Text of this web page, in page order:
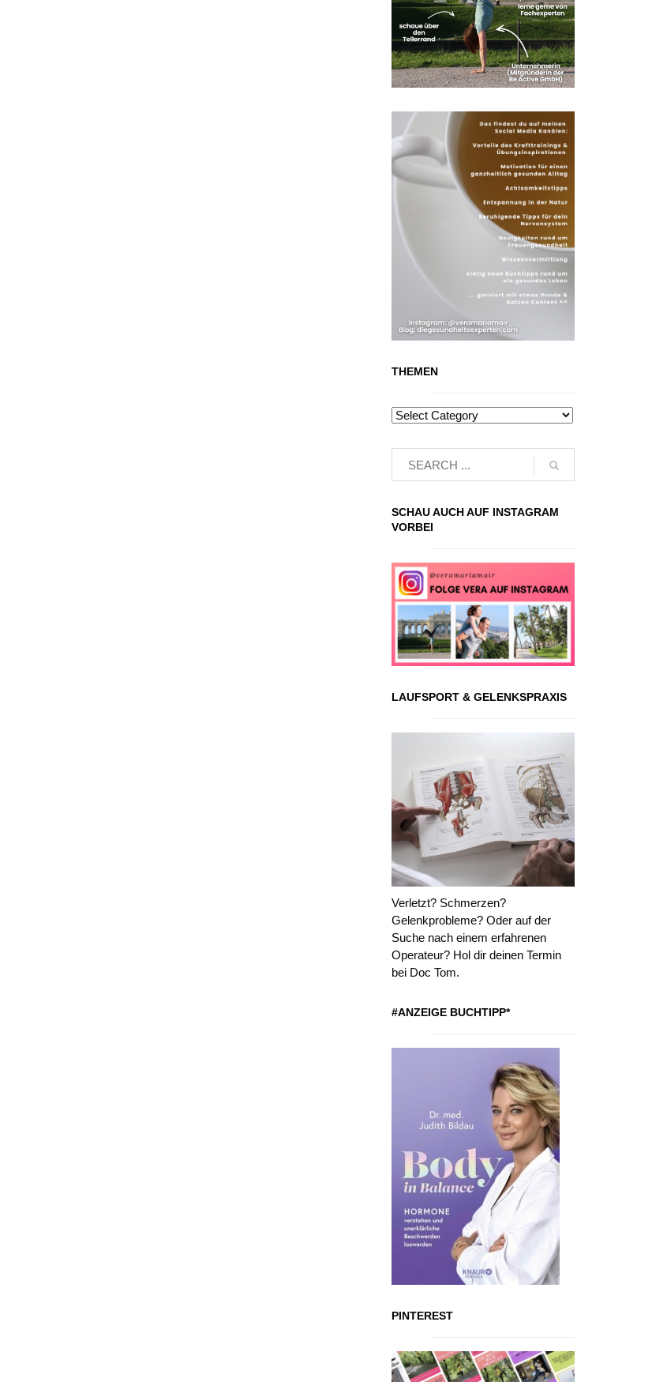
THEMEN
SCHAU AUCH AUF INSTAGRAM
VORBEI
LAUFSPORT & GELENKSPRAXIS
Verletzt? Schmerzen?
Gelenkprobleme? Oder auf der
Suche nach einem erfahrenen
Operateur? Hol dir deinen Termin
bei Doc Tom.
#ANZEIGE BUCHTIPP*
PINTEREST